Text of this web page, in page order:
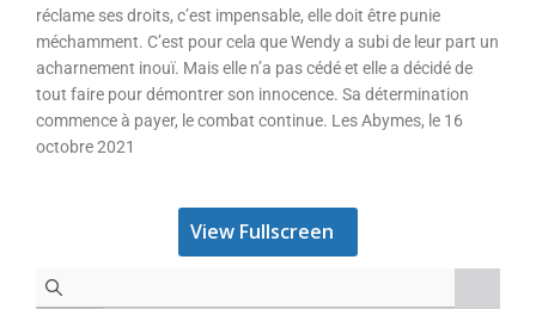
réclame ses droits, c’est impensable, elle doit être punie
méchamment. C’est pour cela que Wendy a subi de leur part un
acharnement inouï. Mais elle n’a pas cédé et elle a décidé de
tout faire pour démontrer son innocence. Sa détermination
commence à payer, le combat continue. Les Abymes, le 16
octobre 2021
View Fullscreen